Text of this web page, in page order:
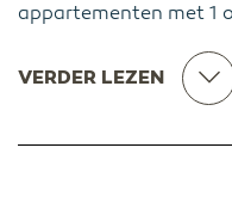
appartementen met 1
VERDER LEZEN